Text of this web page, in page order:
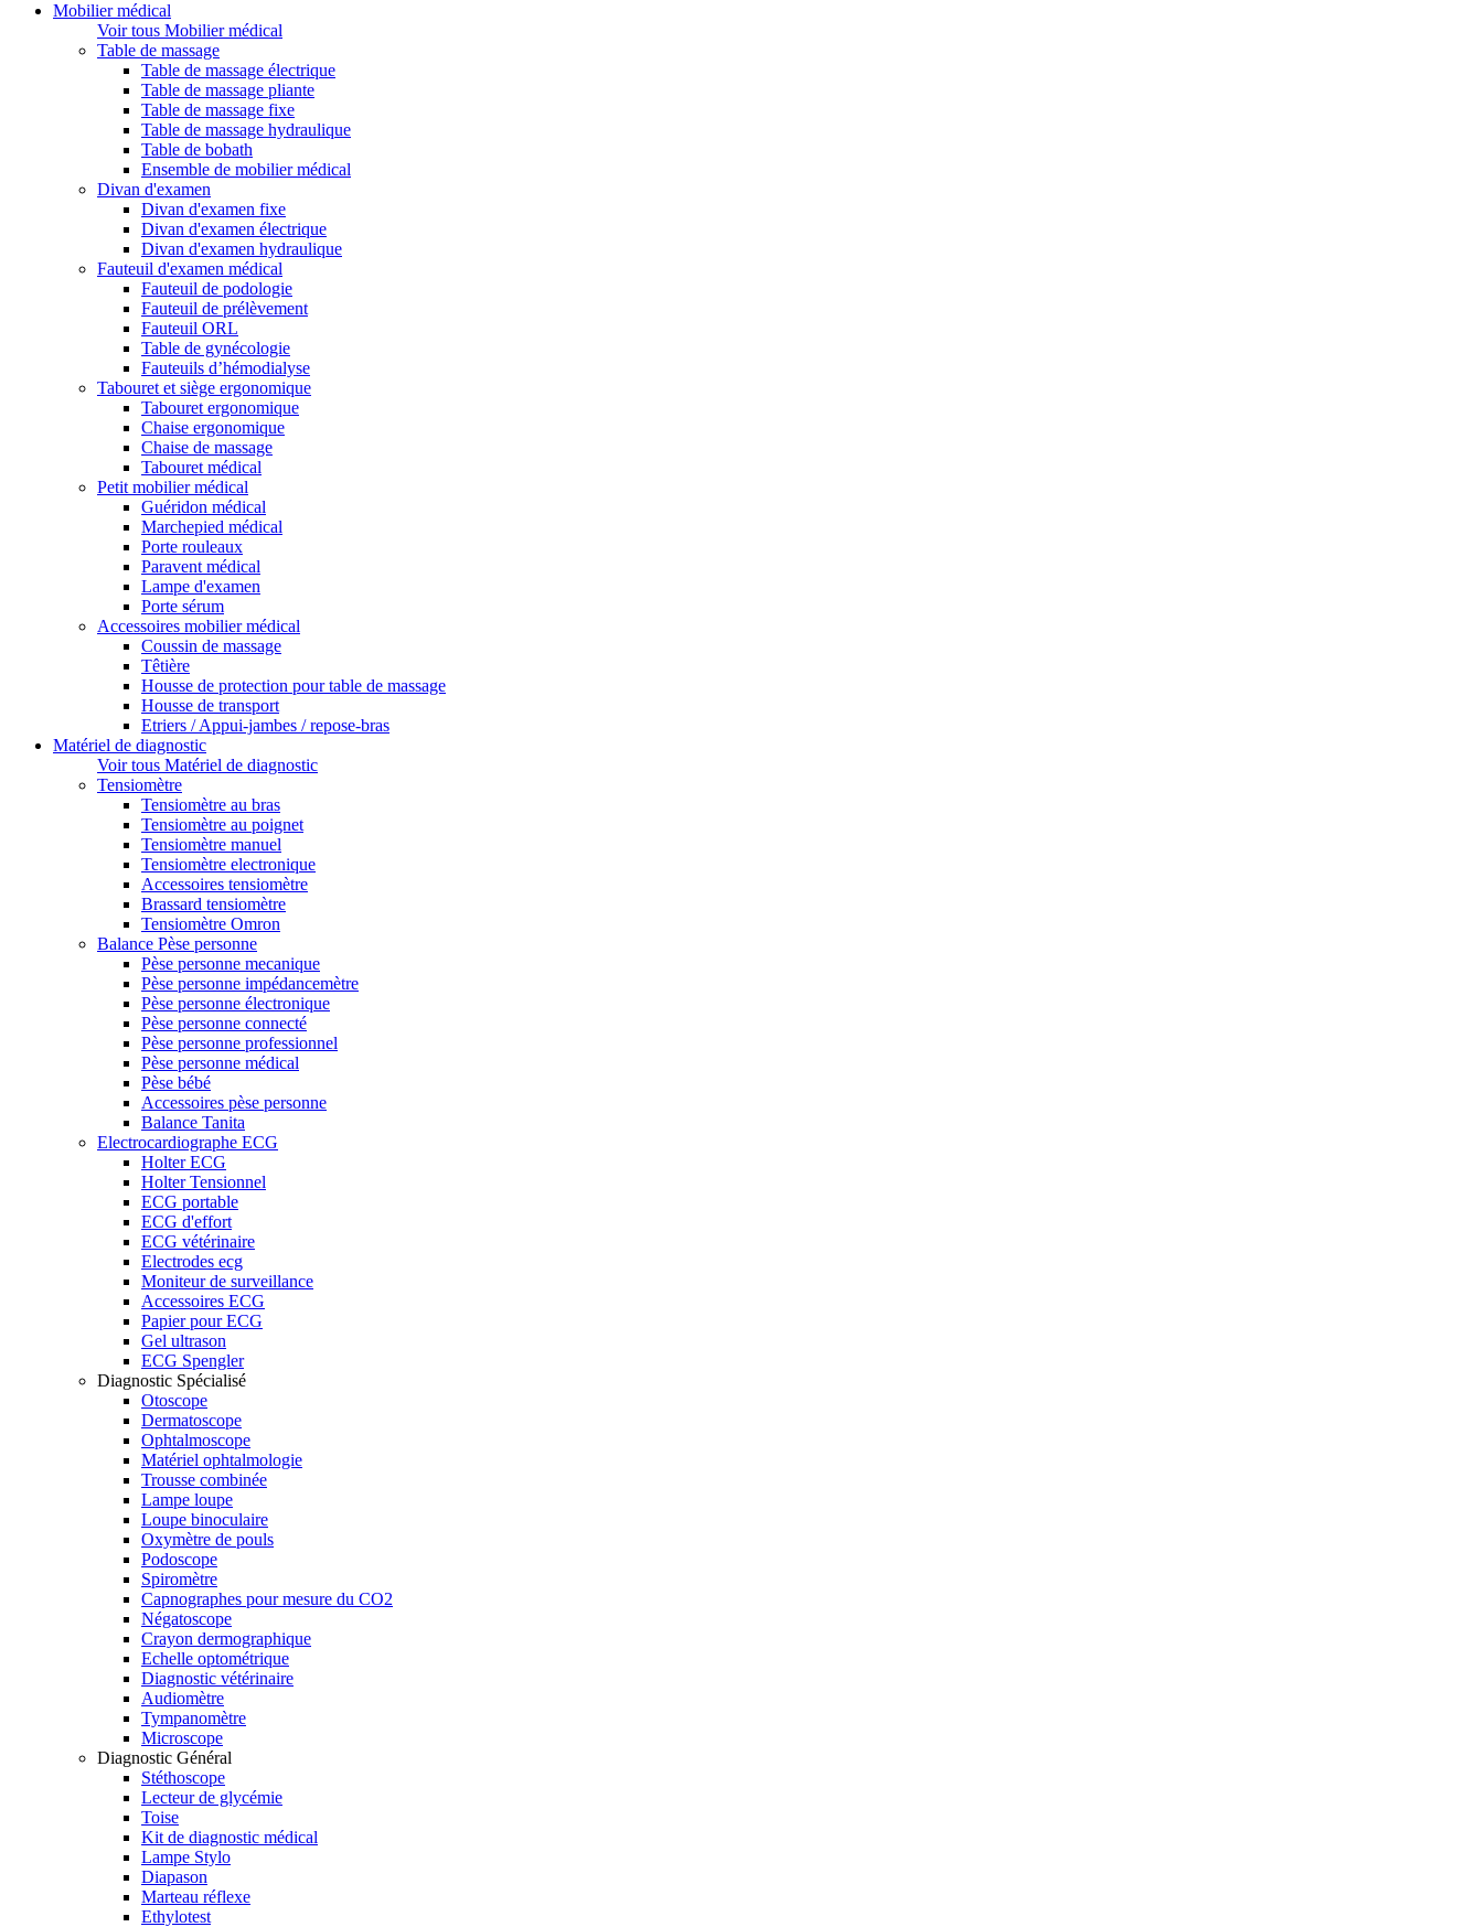
Mobilier médical
Voir tous Mobilier médical
Table de massage
Table de massage électrique
Table de massage pliante
Table de massage fixe
Table de massage hydraulique
Table de bobath
Ensemble de mobilier médical
Divan d'examen
Divan d'examen fixe
Divan d'examen électrique
Divan d'examen hydraulique
Fauteuil d'examen médical
Fauteuil de podologie
Fauteuil de prélèvement
Fauteuil ORL
Table de gynécologie
Fauteuils d’hémodialyse
Tabouret et siège ergonomique
Tabouret ergonomique
Chaise ergonomique
Chaise de massage
Tabouret médical
Petit mobilier médical
Guéridon médical
Marchepied médical
Porte rouleaux
Paravent médical
Lampe d'examen
Porte sérum
Accessoires mobilier médical
Coussin de massage
Têtière
Housse de protection pour table de massage
Housse de transport
Etriers / Appui-jambes / repose-bras
Matériel de diagnostic
Voir tous Matériel de diagnostic
Tensiomètre
Tensiomètre au bras
Tensiomètre au poignet
Tensiomètre manuel
Tensiomètre electronique
Accessoires tensiomètre
Brassard tensiomètre
Tensiomètre Omron
Balance Pèse personne
Pèse personne mecanique
Pèse personne impédancemètre
Pèse personne électronique
Pèse personne connecté
Pèse personne professionnel
Pèse personne médical
Pèse bébé
Accessoires pèse personne
Balance Tanita
Electrocardiographe ECG
Holter ECG
Holter Tensionnel
ECG portable
ECG d'effort
ECG vétérinaire
Electrodes ecg
Moniteur de surveillance
Accessoires ECG
Papier pour ECG
Gel ultrason
ECG Spengler
Diagnostic Spécialisé
Otoscope
Dermatoscope
Ophtalmoscope
Matériel ophtalmologie
Trousse combinée
Lampe loupe
Loupe binoculaire
Oxymètre de pouls
Podoscope
Spiromètre
Capnographes pour mesure du CO2
Négatoscope
Crayon dermographique
Echelle optométrique
Diagnostic vétérinaire
Audiomètre
Tympanomètre
Microscope
Diagnostic Général
Stéthoscope
Lecteur de glycémie
Toise
Kit de diagnostic médical
Lampe Stylo
Diapason
Marteau réflexe
Ethylotest